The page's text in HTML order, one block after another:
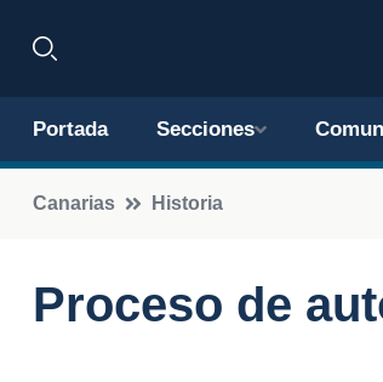
Portada Secciones
Canarias Historia
Proceso de